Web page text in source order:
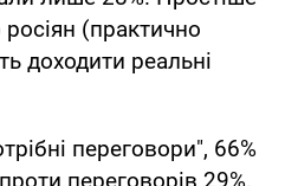
(практично
доходити реальні
переговори", 66%
переговорів 29%.